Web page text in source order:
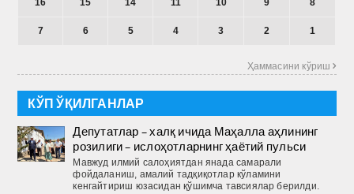
16 15 14 11 10 9 8
7 6 5 4 3 2 1
Ҳаммасини кўриш 
КЎП ЎҚИЛГАНЛАР
Депутатлар – халқ ичида Маҳалла аҳлининг
розилиги – ислоҳотларнинг ҳаётий пульси
Мавжуд илмий салоҳиятдан янада самарали
фойдаланиш, амалий тадқиқотлар кўламини
кенгайтириш юзасидан қўшимча тавсиялар берилди.